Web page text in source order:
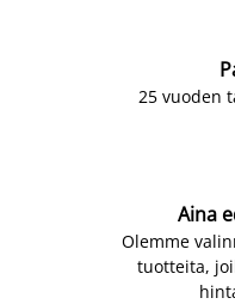
25 vuoden
Aina
Olemme
tuotteita,